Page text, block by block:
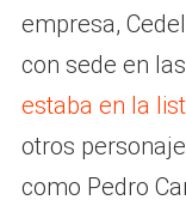
empresa,
con sede en
estaba en la
otros
como Pedro